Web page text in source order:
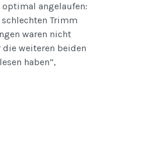
angelaufen:
Trimm
waren nicht
weiteren beiden
haben“,